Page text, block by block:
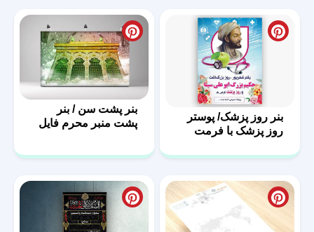
بنر روز پزشک/ پوستر
روز پزشک با فرمت
بنر پشت سن / بنر
پشت منبر محرم فایل